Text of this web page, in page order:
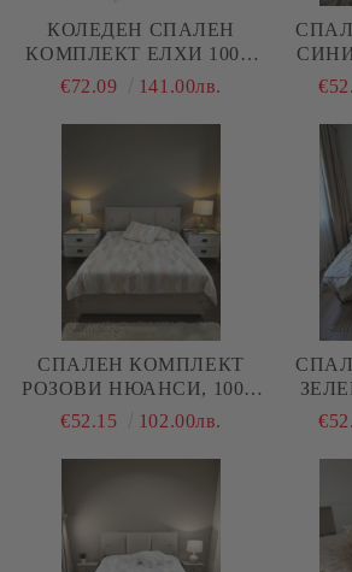
КОЛЕДЕН СПАЛЕН
КОМПЛЕКТ ЕЛХИ 100%
ПАМУК/ 5Д, РАНФОРС, 5
€72.09 141.00лв.
СИНИ
СПАЛЕН КОМПЛЕКТ
РОЗОВИ НЮАНСИ, 100%
НАТУРАЛЕН ПАМУК
€52.15 102.00лв.